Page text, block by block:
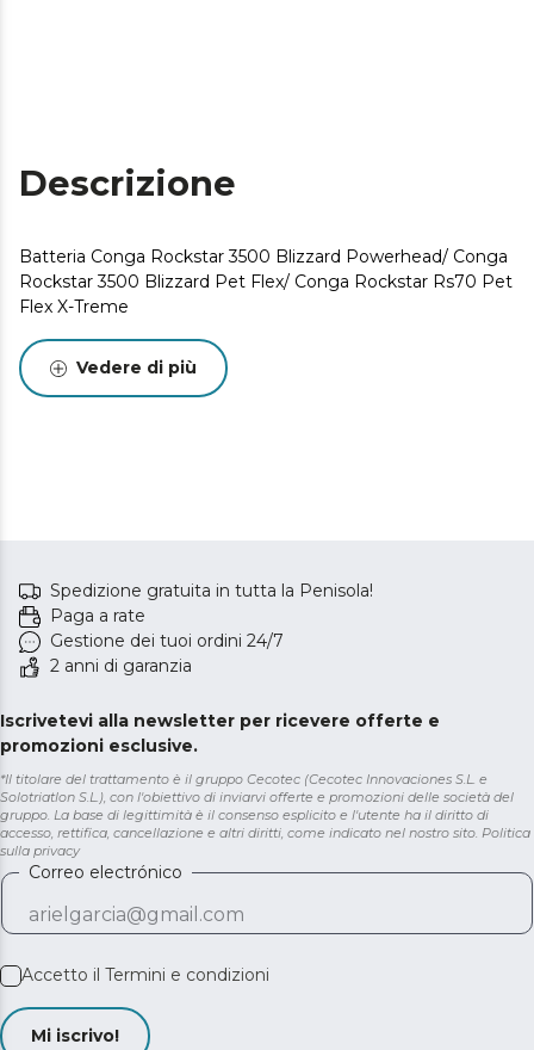
Descrizione
Batteria Conga Rockstar 3500 Blizzard Powerhead/ Conga
Rockstar 3500 Blizzard Pet Flex/ Conga Rockstar Rs70 Pet
Flex X-Treme
Vedere di più
Spedizione gratuita in tutta la Penisola!
Paga a rate
Gestione dei tuoi ordini 24/7
2 anni di garanzia
Iscrivetevi alla newsletter per ricevere offerte e
promozioni esclusive.
*Il titolare del trattamento è il gruppo Cecotec (Cecotec Innovaciones S.L. e
Solotriatlon S.L.), con l'obiettivo di inviarvi offerte e promozioni delle società del
gruppo. La base di legittimità è il consenso esplicito e l'utente ha il diritto di
accesso, rettifica, cancellazione e altri diritti, come indicato nel nostro sito. Politica
sulla privacy
Correo electrónico
Accetto il Termini e condizioni
Mi iscrivo!